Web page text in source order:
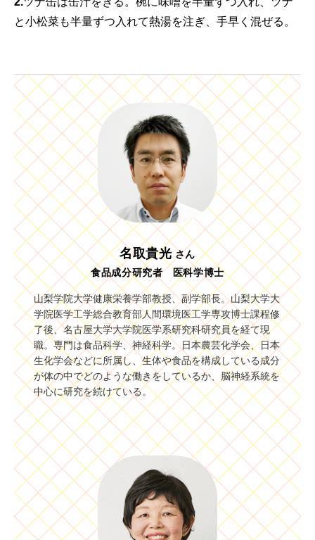
と小松菜も半量ずつ入れて熱湯を注ぎ、手早く混ぜる。
名取貴光 さん
食品成分研究者 医科学博士
山梨学院大学健康栄養学部教授、副学部長。山梨大学大
学院医学工学総合教育部人間環境医工学専攻博士課程修
了後、名古屋大学大学院医学系研究科研究員を経て現
職。専門は食品科学、神経科学。日本農芸化学会、日本
生化学会などに所属し、生体や食品を構成している成分
が体の中でどのような働きをしているか、脳神経系統を
中心に研究を続けている。